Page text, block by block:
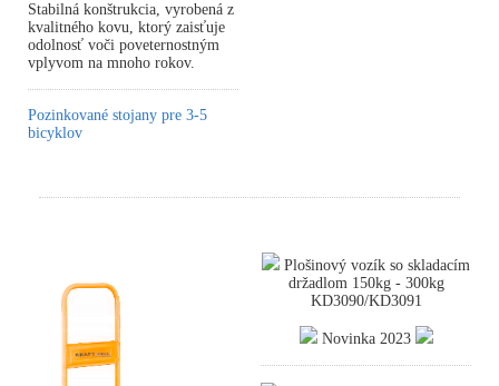
Stabilná konštrukcia, vyrobená z
kvalitného kovu, ktorý zaisťuje
odolnosť voči poveternostným
vplyvom na mnoho rokov.
Pozinkované stojany pre 3-5
bicyklov
Plošinový vozík so skladacím
držadlom 150kg - 300kg
KD3090/KD3091
Novinka 2023